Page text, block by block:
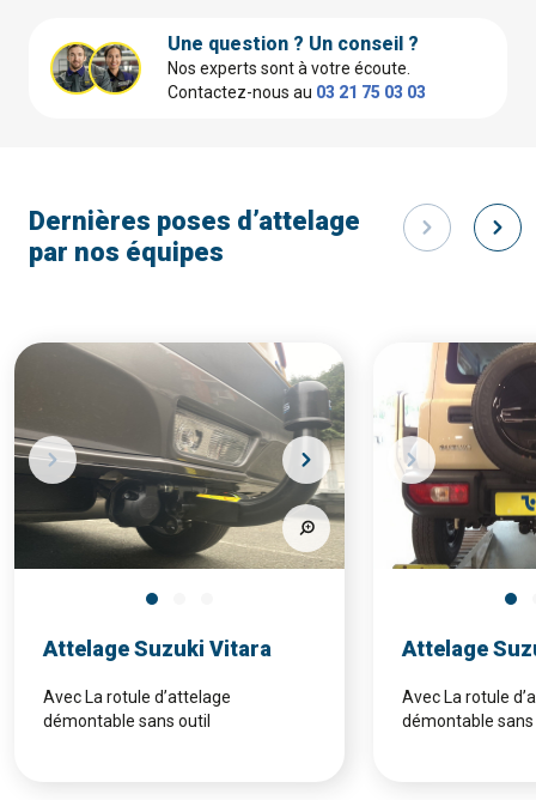
Une question ? Un conseil ?
Nos experts sont à votre écoute.
Contactez-nous au 03 21 75 03 03
Dernières poses d’attelage
par nos équipes
Attelage Suzuki Vitara
Avec La rotule d’attelage
démontable sans outil
Attelage
Avec La rotule
démontable